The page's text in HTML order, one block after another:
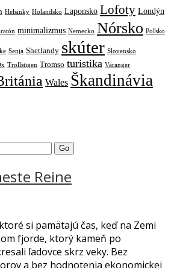
Helsinky Holandsko Laponsko Lofoty Londýn
minimalizmus Nemecko Nórsko Poľsko
Senja Shetlandy skúter Slovensko
Trollstigen Tromso turistika Varanger
Wales Škandinávia
Reine
si pamätajú čas, keď na Zemi
fjorde, ktorý kameň po
ľadovce skrz veky. Bez
a bez hodnotenia ekonomickej